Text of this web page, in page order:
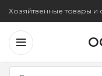
Хозяйтвенные товары и